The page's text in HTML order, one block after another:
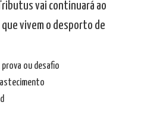
vai continuará ao
vivem o desporto de
ou desafio